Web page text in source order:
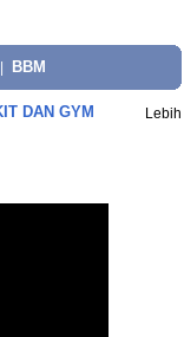
BBM
DAN GYM Lebih